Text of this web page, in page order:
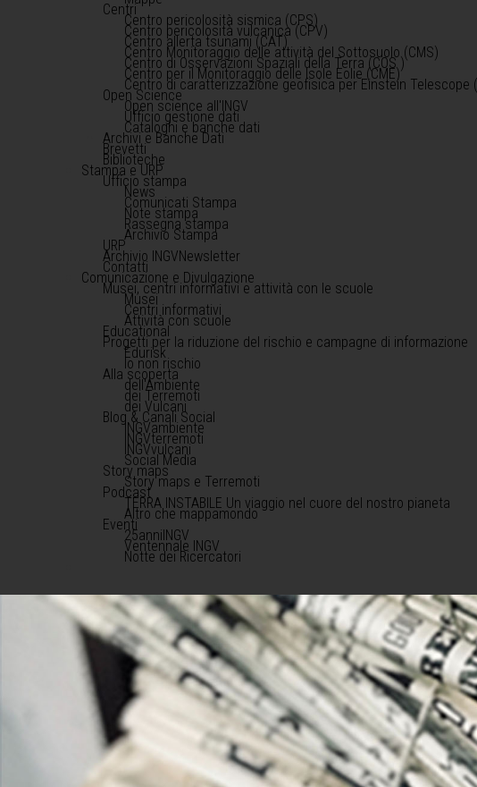
Centri
Centro pericolosità sismica (CPS)
Centro pericolosità vulcanica (CPV)
Centro allerta tsunami (CAT)
Centro Monitoraggio delle attività del Sottosuolo (CMS)
Centro di Osservazioni Spaziali della Terra (COS )
Centro per il Monitoraggio delle Isole Eolie (CME)
Centro di caratterizzazione geofisica per Einstein Telescope
Open Science
Open science all'INGV
Ufficio gestione dati
Cataloghi e banche dati
Archivi e Banche Dati
Brevetti
Biblioteche
Stampa e URP
Ufficio stampa
News
Comunicati Stampa
Note stampa
Rassegna stampa
Archivio Stampa
URP
Archivio INGVNewsletter
Contatti
Comunicazione e Divulgazione
Musei, centri informativi e attività con le scuole
Musei
Centri informativi
Attività con scuole
Educational
Progetti per la riduzione del rischio e campagne di informazione
Edurisk
Io non rischio
Alla scoperta
dell'Ambiente
dei Terremoti
dei Vulcani
Blog & Canali Social
INGVambiente
INGVterremoti
INGVvulcani
Social Media
Story maps
Story maps e Terremoti
Podcast
TERRA INSTABILE Un viaggio nel cuore del nostro pianeta
Altro che mappamondo
Eventi
25anniINGV
Ventennale INGV
Notte dei Ricercatori